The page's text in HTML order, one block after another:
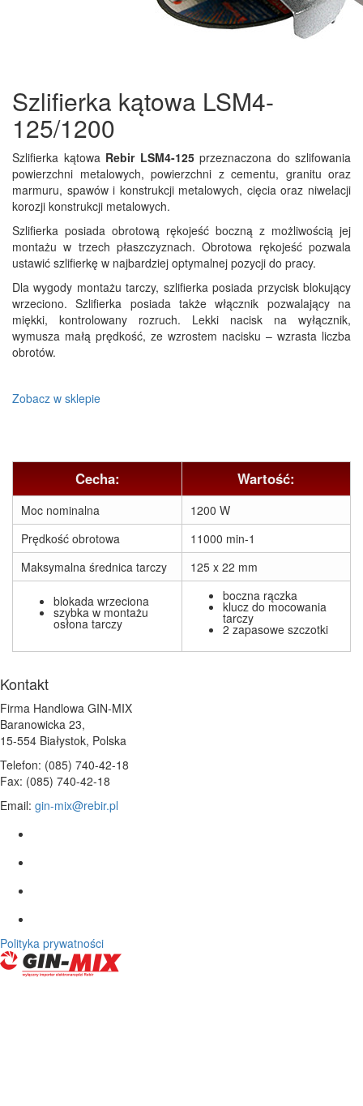
Szlifierka kątowa LSM4-
125/1200
Szlifierka kątowa Rebir LSM4-125przeznaczona do szlifowania
powierzchni metalowych, powierzchni z cementu, granitu oraz
marmuru, spawów i konstrukcji metalowych, cięcia oraz niwelacji
korozji konstrukcji metalowych.
Szlifierka posiada obrotową rękojeść boczną z możliwością jej
montażu w trzech płaszczyznach. Obrotowa rękojeść pozwala
ustawić szlifierkę w najbardziej optymalnej pozycji do pracy.
Dla wygody montażu tarczy, szlifierka posiada przycisk blokujący
wrzeciono. Szlifierka posiada także włącznik pozwalający na
miękki, kontrolowany rozruch. Lekki nacisk na wyłącznik,
wymusza małą prędkość, ze wzrostem nacisku – wzrasta liczba
obrotów.
Zobacz w sklepie
Cecha: Wartość:
Moc nominalna
1200 W
Prędkość obrotowa
11000 min-1
Maksymalna średnica tarczy
125 x 22 mm
blokada wrzeciona
szybka w montażu
osłona tarczy
boczna rączka
klucz do mocowania
tarczy
2 zapasowe szczotki
Kontakt
Firma Handlowa GIN-MIX
Baranowicka 23,
15-554 Białystok, Polska
Telefon: (085) 740-42-18
Fax: (085) 740-42-18
Email: gin-mix@rebir.pl
Polityka prywatności